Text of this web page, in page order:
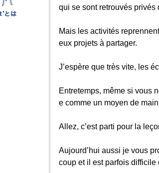
qui se sont retrouvés privés
Mais les activités
eux projets à partager.
J’espère que très vite, les
Entretemps, même si vous
e comme un moyen de
Allez, c’est parti pour la
Aujourd’hui aussi je vous
coup et il est parfois